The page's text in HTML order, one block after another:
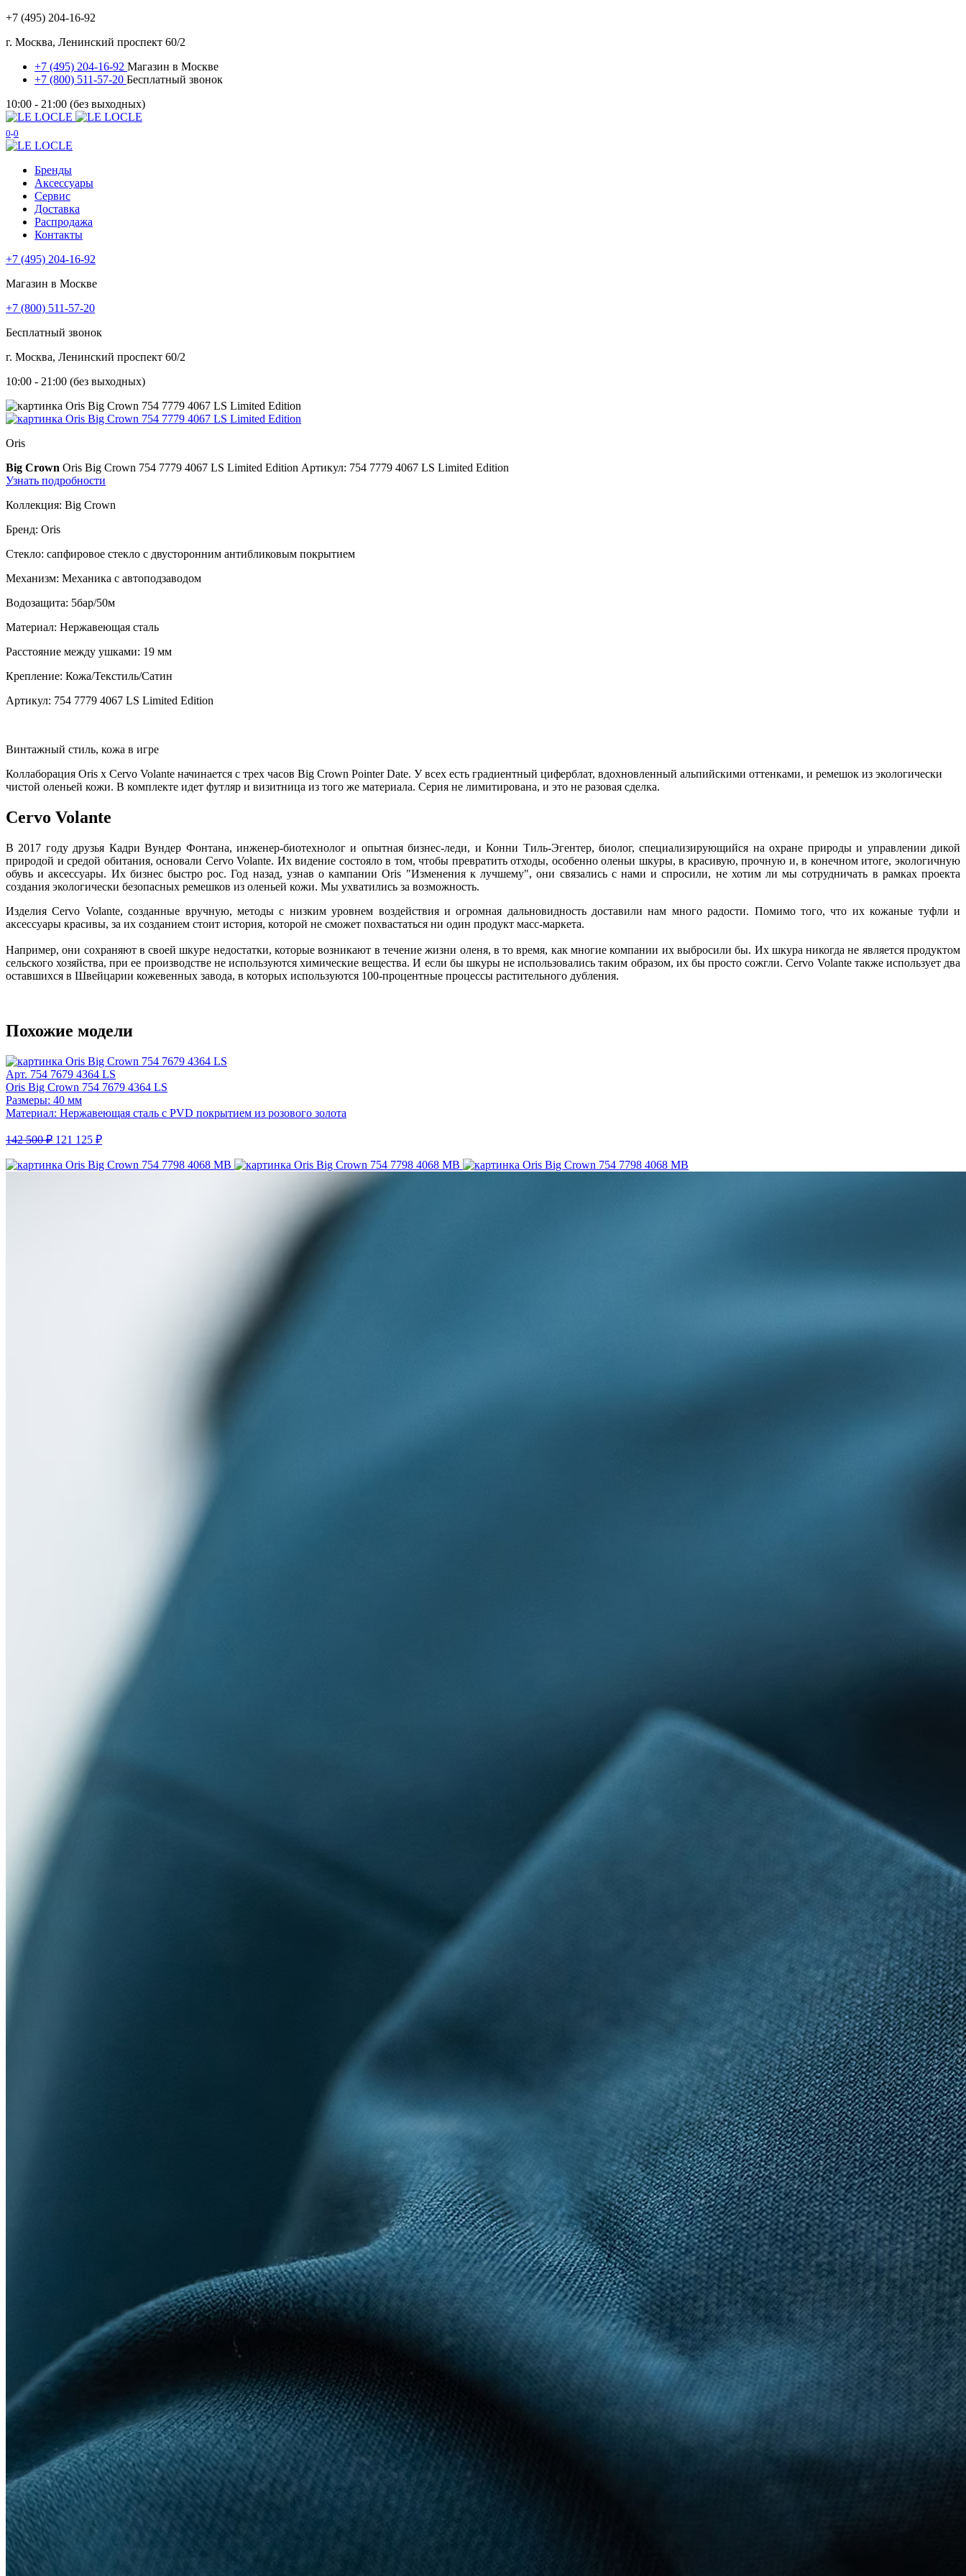
+7 (495) 204-16-92
г. Москва, Ленинский проспект 60/2
+7 (495) 204-16-92 Магазин в Москве
+7 (800) 511-57-20 Бесплатный звонок
10:00 - 21:00 (без выходных)
0 0
Бренды
Аксессуары
Сервис
Доставка
Распродажа
Контакты
+7 (495) 204-16-92
Магазин в Москве
+7 (800) 511-57-20
Бесплатный звонок
г. Москва, Ленинский проспект 60/2
10:00 - 21:00 (без выходных)
Oris
Big Crown Oris Big Crown 754 7779 4067 LS Limited Edition Артикул: 754 7779 4067 LS Limited Edition
Узнать подробности
Коллекция: Big Crown
Бренд: Oris
Стекло: сапфировое стекло с двусторонним антибликовым покрытием
Механизм: Механика с автоподзаводом
Водозащита: 5бар/50м
Материал: Нержавеющая сталь
Расстояние между ушками: 19 мм
Крепление: Кожа/Текстиль/Сатин
Артикул: 754 7779 4067 LS Limited Edition
Винтажный стиль, кожа в игре
Коллаборация Oris x Cervo Volante начинается с трех часов Big Crown Pointer Date. У всех есть градиентный циферблат, вдохновленный альпийскими оттенками, и ремешок из экологически
чистой оленьей кожи. В комплекте идет футляр и визитница из того же материала. Серия не лимитирована, и это не разовая сделка.
Cervo Volante
В 2017 году друзья Кадри Вундер Фонтана, инженер-биотехнолог и опытная бизнес-леди, и Конни Тиль-Эгентер, биолог, специализирующийся на охране природы и управлении дикой
природой и средой обитания, основали Cervo Volante. Их видение состояло в том, чтобы превратить отходы, особенно оленьи шкуры, в красивую, прочную и, в конечном итоге, экологичную
обувь и аксессуары. Их бизнес быстро рос. Год назад, узнав о кампании Oris "Изменения к лучшему", они связались с нами и спросили, не хотим ли мы сотрудничать в рамках проекта
создания экологически безопасных ремешков из оленьей кожи. Мы ухватились за возможность.
Изделия Cervo Volante, созданные вручную, методы с низким уровнем воздействия и огромная дальновидность доставили нам много радости. Помимо того, что их кожаные туфли и
аксессуары красивы, за их созданием стоит история, которой не сможет похвастаться ни один продукт масс-маркета.
Например, они сохраняют в своей шкуре недостатки, которые возникают в течение жизни оленя, в то время, как многие компании их выбросили бы. Их шкура никогда не является продуктом
сельского хозяйства, при ее производстве не используются химические вещества. И если бы шкуры не использовались таким образом, их бы просто сожгли. Cervo Volante также использует два
оставшихся в Швейцарии кожевенных завода, в которых используются 100-процентные процессы растительного дубления.
Похожие модели
Арт. 754 7679 4364 LS
Oris Big Crown 754 7679 4364 LS
Размеры: 40 мм
Материал: Нержавеющая сталь с PVD покрытием из розового золота
142 500 ₽ 121 125 ₽